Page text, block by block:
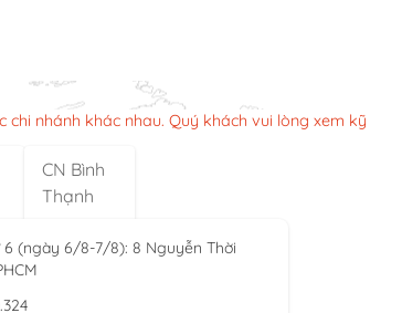
chi nhánh khác nhau. Quý khách vui lòng xem kỹ
CN Bình
Thạnh
(ngày 6/8-7/8): 8 Nguyễn Thời